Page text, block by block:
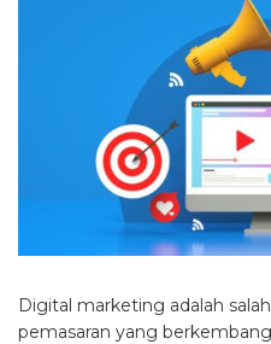
Digital marketing adalah
pemasaran yang